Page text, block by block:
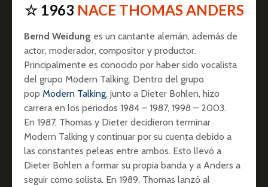
☆ 1963 NACE THOMAS ANDERS
Bernd Weidung es un cantante alemán, además de
actor, moderador, compositor y productor.
Principalmente es conocido por haber sido vocalista
del grupo Modern Talking. Dentro del grupo
pop Modern Talking, junto a Dieter Bohlen, hizo
carrera en los periodos 1984 – 1987, 1998 – 2003.
En 1987, Thomas y Dieter decidieron terminar
Modern Talking y continuar por su cuenta debido a
las constantes peleas entre ambos. Esto llevó a
Dieter Bohlen a formar su propia banda y a Anders a
seguir como solista. En 1989, Thomas lanzó al